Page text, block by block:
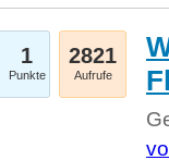
1
Punkte
2821
Aufrufe